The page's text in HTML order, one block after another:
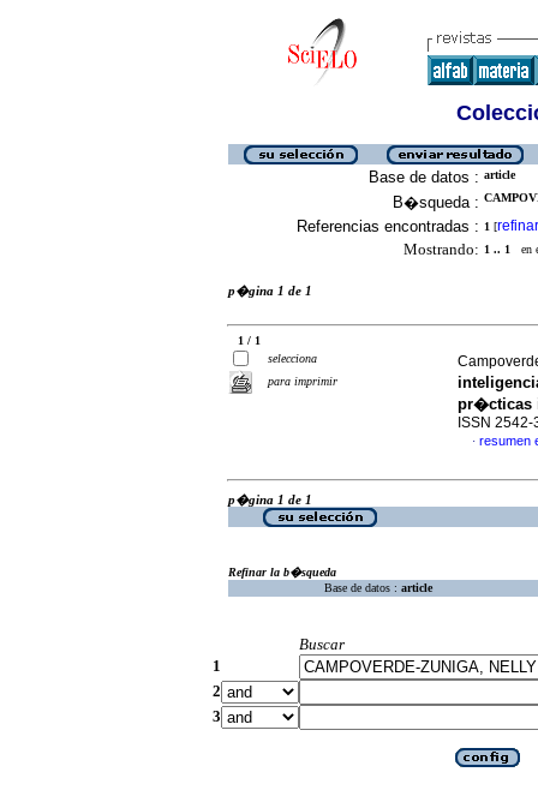
Base de datos : article
B�squeda :
Referencias encontradas : 1 [refinar
Mostrando: 1 .. 1 en
p�gina 1 de 1
1 / 1
selecciona
para imprimir
pr�cticas
ISSN 2542-
· resumen
p�gina 1 de 1
Refinar la b�squeda
Base de datos : article
Buscar
1
2
3